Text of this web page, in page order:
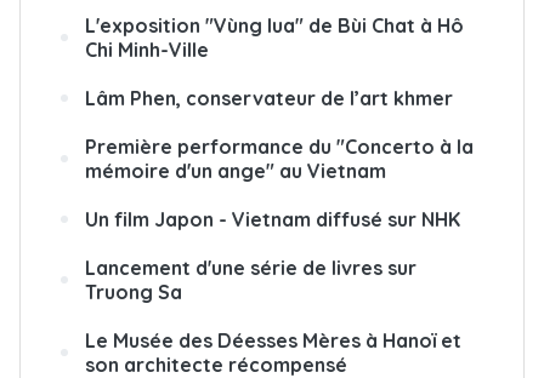
L'exposition "Vùng lua" de Bùi Chat à Hô
Chi Minh-Ville
Lâm Phen, conservateur de l’art khmer
Première performance du "Concerto à la
mémoire d'un ange" au Vietnam
Un film Japon - Vietnam diffusé sur NHK
Lancement d'une série de livres sur
Truong Sa
Le Musée des Déesses Mères à Hanoï et
son architecte récompensé